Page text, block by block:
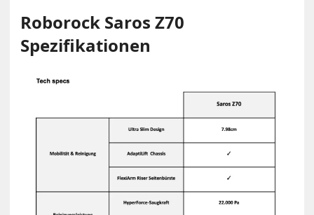
Roborock Saros Z70
Spezifikationen